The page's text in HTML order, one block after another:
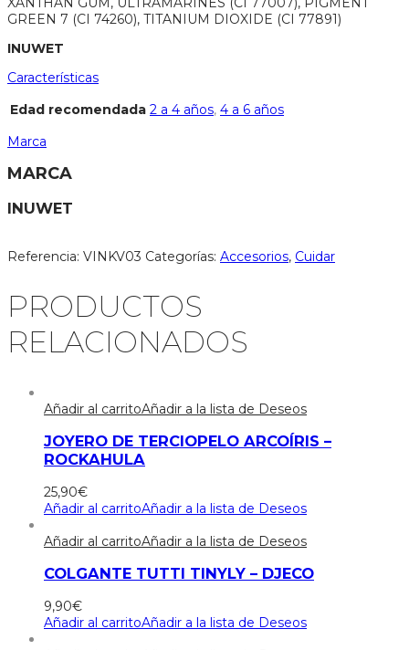
GREEN 7 (CI 74260), TITANIUM DIOXIDE (CI 77891)
INUWET
Características
Edad recomendada 2 a 4 años, 4 a 6 años
Marca
MARCA
INUWET
Referencia: VINKV03 Categorías: Accesorios, Cuidar
PRODUCTOS
RELACIONADOS
Añadir al carritoAñadir a la lista de Deseos
JOYERO DE TERCIOPELO ARCOÍRIS –
ROCKAHULA
25,90€
Añadir al carritoAñadir a la lista de Deseos
Añadir al carritoAñadir a la lista de Deseos
COLGANTE TUTTI TINYLY – DJECO
9,90€
Añadir al carritoAñadir a la lista de Deseos